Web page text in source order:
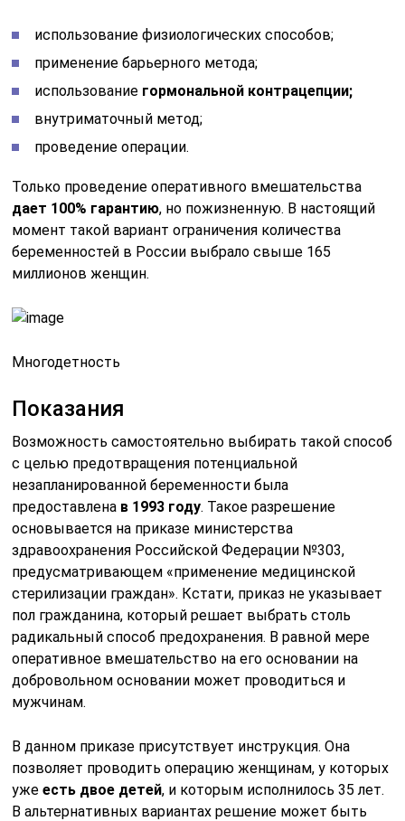
использование физиологических способов;
применение барьерного метода;
использование гормональной контрацепции;
внутриматочный метод;
проведение операции.
Только проведение оперативного вмешательства
дает 100% гарантию, но пожизненную. В настоящий
момент такой вариант ограничения количества
беременностей в России выбрало свыше 165
миллионов женщин.
Многодетность
Показания
Возможность самостоятельно выбирать такой способ
с целью предотвращения потенциальной
незапланированной беременности была
предоставлена в 1993 году. Такое разрешение
основывается на приказе министерства
здравоохранения Российской Федерации №303,
предусматривающем «применение медицинской
стерилизации граждан». Кстати, приказ не указывает
пол гражданина, который решает выбрать столь
радикальный способ предохранения. В равной мере
оперативное вмешательство на его основании на
добровольном основании может проводиться и
мужчинам.
В данном приказе присутствует инструкция. Она
позволяет проводить операцию женщинам, у которых
ужеесть двое детей, и которым исполнилось 35 лет.
В альтернативных вариантах решение может быть